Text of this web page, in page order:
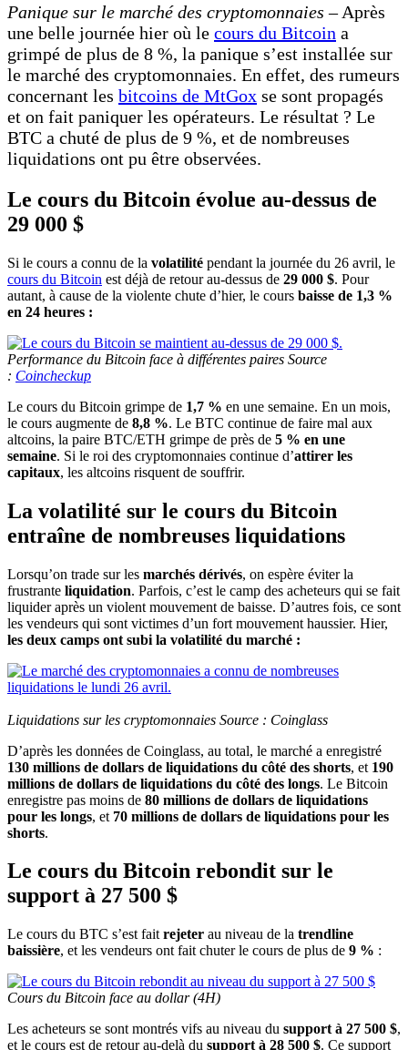
Panique sur le marché des cryptomonnaies –Après
une belle journée hier où le cours du Bitcoin a
grimpé de plus de 8 %, la panique s’est installée sur
le marché des cryptomonnaies. En effet, des rumeurs
concernant les bitcoins de MtGox se sont propagés
et on fait paniquer les opérateurs. Le résultat ? Le
BTC a chuté de plus de 9 %, et de nombreuses
liquidations ont pu être observées.
Le cours du Bitcoin évolue au-dessus de
29 000 $
Si le cours a connu de la volatilité pendant la journée du 26 avril, le
cours du Bitcoin est déjà de retour au-dessus de 29 000 $. Pour
autant, à cause de la violente chute d’hier, le cours baisse de 1,3 %
en 24 heures :
Performance du Bitcoin face à différentes paires Source
: Coincheckup
Le cours du Bitcoin grimpe de 1,7 % en une semaine. En un mois,
le cours augmente de 8,8 %. Le BTC continue de faire mal aux
altcoins, la paire BTC/ETH grimpe de près de 5 % en une
semaine. Si le roi des cryptomonnaies continue d’attirer les
capitaux, les altcoins risquent de souffrir.
La volatilité sur le cours du Bitcoin
entraîne de nombreuses liquidations
Lorsqu’on trade sur les marchés dérivés, on espère éviter la
frustrante liquidation. Parfois, c’est le camp des acheteurs qui se fait
liquider après un violent mouvement de baisse. D’autres fois, ce sont
les vendeurs qui sont victimes d’un fort mouvement haussier. Hier,
les deux camps ont subi la volatilité du marché :
Liquidations sur les cryptomonnaies Source : Coinglass
D’après les données de Coinglass, au total, le marché a enregistré
130 millions de dollars de liquidations du côté des shorts, et 190
millions de dollars de liquidations du côté des longs. Le Bitcoin
enregistre pas moins de 80 millions de dollars de liquidations
pour les longs, et 70 millions de dollars de liquidations pour les
shorts.
Le cours du Bitcoin rebondit sur le
support à 27 500 $
Le cours du BTC s’est fait rejeter au niveau de la trendline
baissière, et les vendeurs ont fait chuter le cours de plus de 9 % :
Cours du Bitcoin face au dollar (4H)
Les acheteurs se sont montrés vifs au niveau du support à 27 500 $,
et le cours est de retour au-delà du support à 28 500 $. Ce support